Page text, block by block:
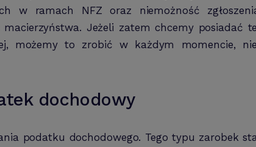
w ramach NFZ oraz niemożność
Jeżeli zatem chcemy posiadać
możemy to zrobić w każdym momencie,
dochodowy
podatku dochodowego. Tego typu zarobek